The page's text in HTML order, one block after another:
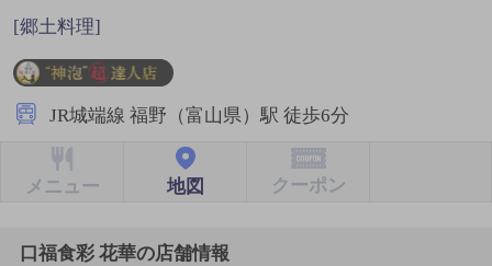
[郷土料理]
JR城端線 福野（富山県）駅 徒歩6分
メニュー 地図 クーポン
口福食彩 花華の店舗情報